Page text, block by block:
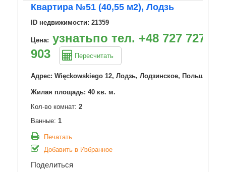
Квартира №51 (40,55 м2), Лодзь
ID недвижимости: 21359
Цена: узнатьпо тел. +48 727 727
903
Пересчитать
Адрес: Więckowskiego 12, Лодзь, Лодзинское, Польша
Жилая площадь: 40 кв. м.
Кол-во комнат: 2
Ванные: 1
Печатать
Добавить в Избранное
Поделиться